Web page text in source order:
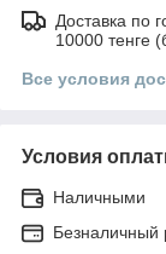
Доставка по
10000 тенге
Все условия
Условия
Наличными
Безналичный